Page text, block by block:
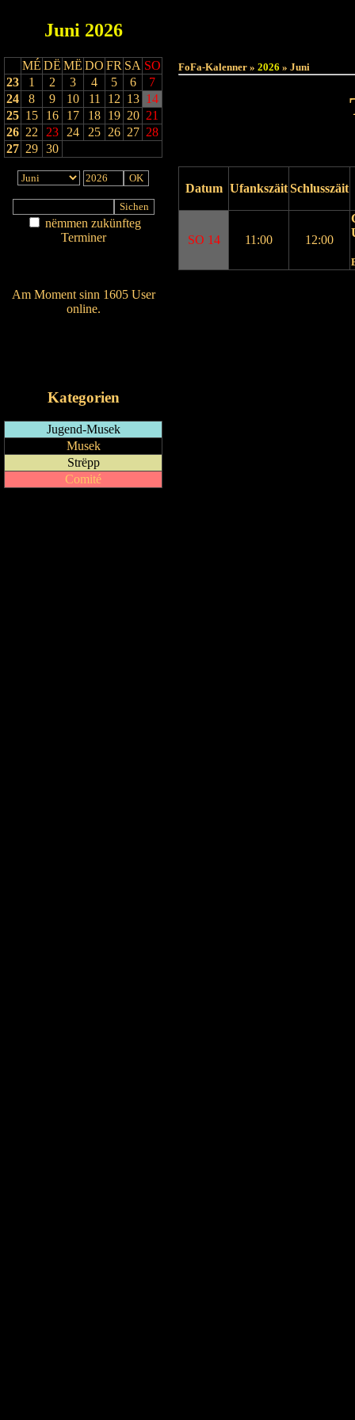
Juni 2026
MÉ DË MË DO FR SA SO
23
1 2 3 4 5 6
7
24
8 9 10 11 12 13 14
25 15 16 17 18 19 20 21
26 22 23 24 25 26 27 28
27 29 30
nëmmen zukünfteg
Terminer
Am Moment sinn 1605 User
online.
Kategorien
Jugend-Musek
Musek
Strëpp
Comité
FoFa-Kalenner » 2026 » Juni
Datum UfankszäitSchlusszäit
SO 14 11:00 12:00